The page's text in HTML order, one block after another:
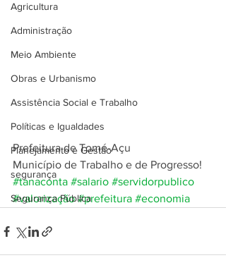
Agricultura
Administração
Meio Ambiente
Obras e Urbanismo
Assistência Social e Trabalho
Políticas e Igualdades
Planejamento e Gestão
segurança
Segurança Pública
Prefeitura de Tomé-Açu
Município de Trabalho e de Progresso!
#tanaconta #salario #servidorpublico
#valorização #prefeitura #economia